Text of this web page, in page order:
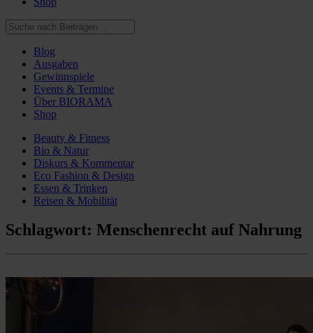
Blog
Ausgaben
Gewinnspiele
Events & Termine
Über BIORAMA
Shop
Beauty & Fitness
Bio & Natur
Diskurs & Kommentar
Eco Fashion & Design
Essen & Trinken
Reisen & Mobilität
Schlagwort: Menschenrecht auf Nahrung